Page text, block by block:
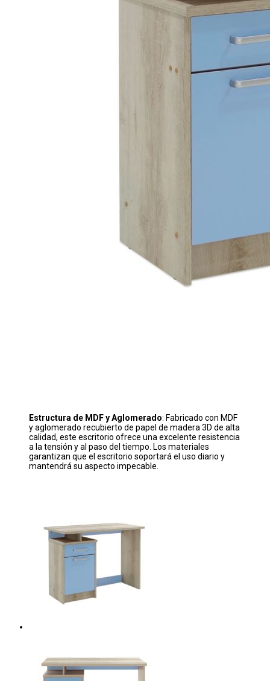
Estructura de MDF y Aglomerado: Fabricado con MDF
y aglomerado recubierto de papel de madera 3D de alta
calidad, este escritorio ofrece una excelente resistencia
a la tensión y al paso del tiempo. Los materiales
garantizan que el escritorio soportará el uso diario y
mantendrá su aspecto impecable.